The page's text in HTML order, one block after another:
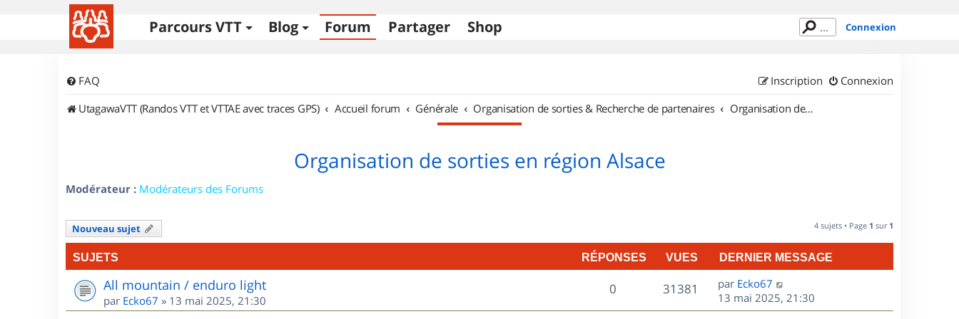
Parcours VTT Blog Forum Partager Shop Connexion
FAQ Connexion
Inscription
UtagawaVTT (Randos VTT et VTTAE avec traces GPS)
Accueil forum Générale Organisation de sorties & Recherche de partenaires Organisation de sorties en région Alsace
Organisation de sorties en région Alsace
Modérateur : Modérateurs des Forums
Nouveau sujet 4 sujets • Page 1 sur 1
SUJETS RÉPONSES VUES DERNIER MESSAGE
All mountain / enduro light
par Ecko67 » 13 mai 2025, 21:30
0R
é
31381
u
D
e
r
par Ecko67
13 mai 2025, 21:30